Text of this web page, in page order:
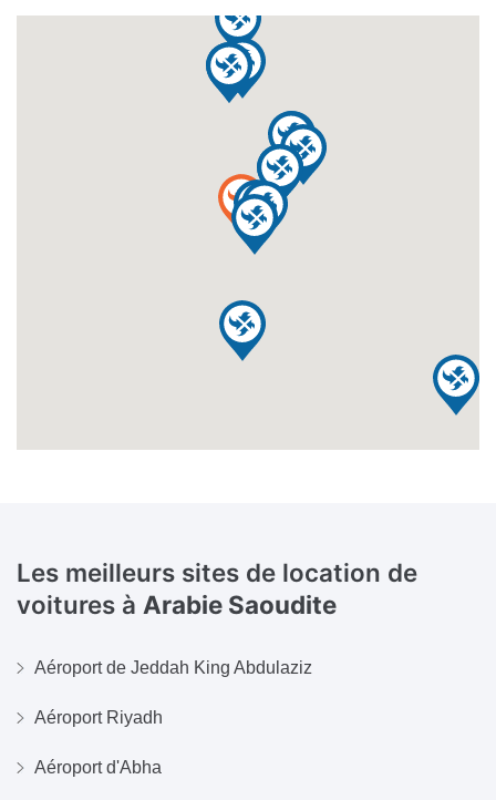
Les meilleurs sites de location de
voitures à Arabie Saoudite
Aéroport de Jeddah King Abdulaziz
Aéroport Riyadh
Aéroport d'Abha